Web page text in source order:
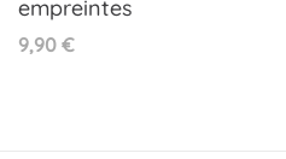
empreintes
Prix
9,90 €